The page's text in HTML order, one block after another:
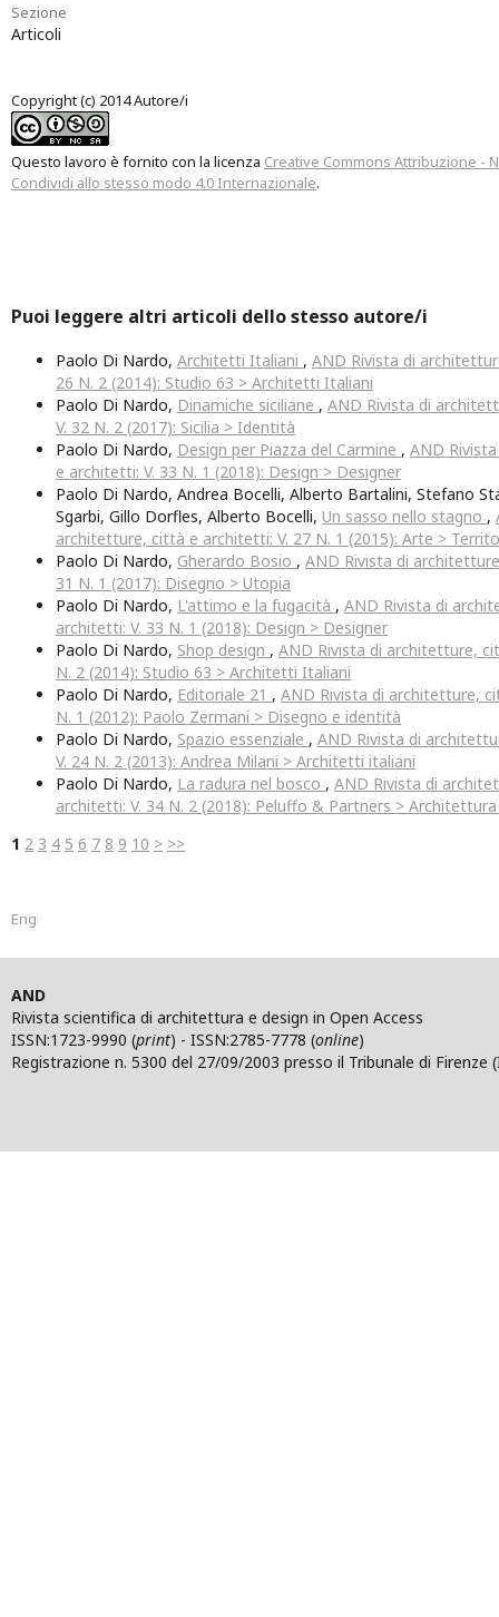
Sezione
Articoli
Copyright (c) 2014 Autore/i
Questo lavoro è fornito con la licenza Creative Commons Attribuzione -
Condividi allo stesso modo 4.0 Internazionale.
Puoi leggere altri articoli dello stesso autore/i
Paolo Di Nardo, Architetti Italiani , AND Rivista di
26 N. 2 (2014): Studio 63 > Architetti Italiani
Paolo Di Nardo, Dinamiche siciliane , AND Rivista di
V. 32 N. 2 (2017): Sicilia > Identità
Paolo Di Nardo, Design per Piazza del Carmine , AND
e architetti: V. 33 N. 1 (2018): Design > Designer
Paolo Di Nardo, Andrea Bocelli, Alberto Bartalini, Stefano
Sgarbi, Gillo Dorfles, Alberto Bocelli, Un sasso nello stagno ,
architetture, città e architetti: V. 27 N. 1 (2015): Arte >
Paolo Di Nardo, Gherardo Bosio , AND Rivista di
31 N. 1 (2017): Disegno > Utopia
Paolo Di Nardo, L'attimo e la fugacità , AND Rivista di
architetti: V. 33 N. 1 (2018): Design > Designer
Paolo Di Nardo, Shop design , AND Rivista di architetture,
N. 2 (2014): Studio 63 > Architetti Italiani
Paolo Di Nardo, Editoriale 21 , AND Rivista di architetture,
N. 1 (2012): Paolo Zermani > Disegno e identità
Paolo Di Nardo, Spazio essenziale , AND Rivista di
V. 24 N. 2 (2013): Andrea Milani > Architetti italiani
Paolo Di Nardo, La radura nel bosco , AND Rivista di
architetti: V. 34 N. 2 (2018): Peluffo & Partners >
1 2 3 4 5 6 7 8 9 10 > >>
English
AND
Rivista scientifica di architettura e design in Open Access
ISSN:1723-9990 (print) - ISSN:2785-7778 (online)
Registrazione n. 5300 del 27/09/2003 presso il Tribunale di Firenze